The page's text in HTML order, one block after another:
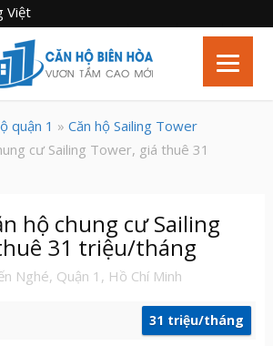
Việt
quận 1 » Căn hộ Sailing Tower
cư Sailing Tower, giá thuê 31
hộ chung cư Sailing
31 triệu/tháng
Nghé, Quận 1, Hồ Chí Minh
31 triệu/tháng